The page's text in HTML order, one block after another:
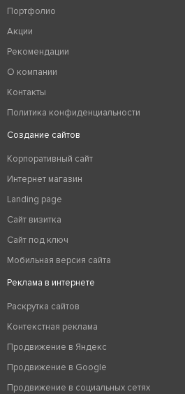
Портфолио
Акции
Рекомендации
О компании
Контакты
Политика конфиденциальности
Создание сайтов
Корпоративный сайт
Интернет магазин
Landing page
Сайт визитка
Сайт под ключ
Мобильная версия сайта
Реклама в интернете
Раскрутка сайтов
Контекстная реклама
Продвижение в Яндекс
Продвижение в Google
Продвижение в социальных сетях